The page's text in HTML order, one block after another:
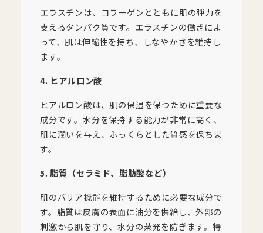
エラスチンは、コラーゲンとともに肌の弾力を
支えるタンパク質です。エラスチンの働きによ
って、肌は伸縮性を持ち、しなやかさを維持し
ます。
4. ヒアルロン酸
ヒアルロン酸は、肌の保湿を保つために重要な
成分です。水分を保持する能力が非常に高く、
肌に潤いを与え、ふっくらとした質感を保ちま
す。
5. 脂質（セラミド、脂肪酸など）
肌のバリア機能を維持するために必要な成分で
す。脂質は皮膚の表面に油分を供給し、外部の
刺激から肌を守り、水分の蒸発を防ぎます。特